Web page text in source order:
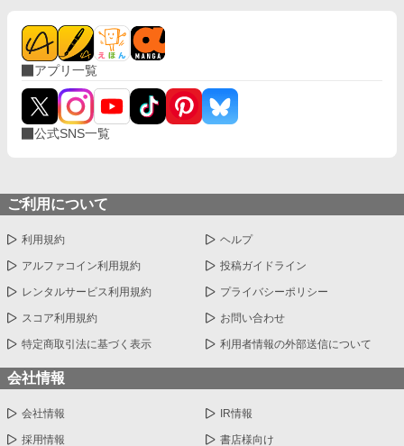
アプリ一覧
公式SNS一覧
ご利用について
利用規約 ヘルプ
アルファコイン利用規約 投稿ガイドライン
レンタルサービス利用規約 プライバシーポリシー
スコア利用規約 お問い合わせ
特定商取引法に基づく表示 利用者情報の外部送信について
会社情報
会社情報 IR情報
採用情報 書店様向け